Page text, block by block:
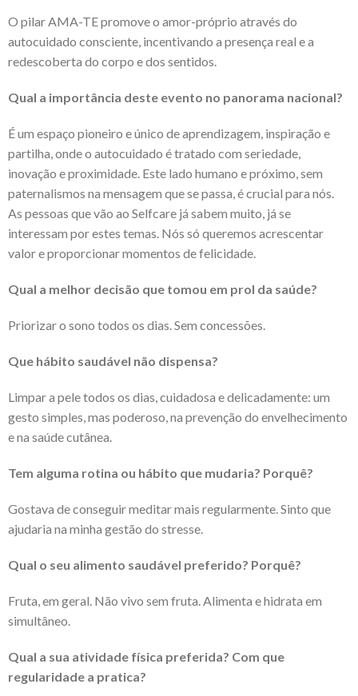
O pilar AMA-TE promove o amor-próprio através do
autocuidado consciente, incentivando a presença real e a
redescoberta do corpo e dos sentidos.
Qual a importância deste evento no panorama nacional?
É um espaço pioneiro e único de aprendizagem, inspiração e
partilha, onde o autocuidado é tratado com seriedade,
inovação e proximidade. Este lado humano e próximo, sem
paternalismos na mensagem que se passa, é crucial para nós.
As pessoas que vão ao Selfcare já sabem muito, já se
interessam por estes temas. Nós só queremos acrescentar
valor e proporcionar momentos de felicidade.
Qual a melhor decisão que tomou em prol da saúde?
Priorizar o sono todos os dias. Sem concessões.
Que hábito saudável não dispensa?
Limpar a pele todos os dias, cuidadosa e delicadamente: um
gesto simples, mas poderoso, na prevenção do envelhecimento
e na saúde cutânea.
Tem alguma rotina ou hábito que mudaria? Porquê?
Gostava de conseguir meditar mais regularmente. Sinto que
ajudaria na minha gestão do stresse.
Qual o seu alimento saudável preferido? Porquê?
Fruta, em geral. Não vivo sem fruta. Alimenta e hidrata em
simultâneo.
Qual a sua atividade física preferida? Com que
regularidade a pratica?